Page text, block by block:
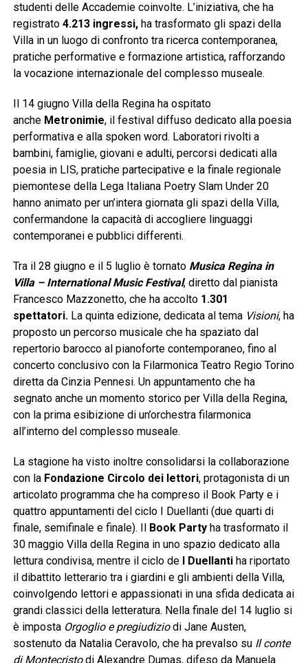
studenti delle Accademie coinvolte. L’iniziativa, che ha
registrato 4.213 ingressi,ha trasformato gli spazi della
Villa in un luogo di confronto tra ricerca contemporanea,
pratiche performative e formazione artistica, rafforzando
la vocazione internazionale del complesso museale.
Il 14 giugno Villa della Regina ha ospitato
anche Metronimie, il festival diffuso dedicato alla poesia
performativa e alla spoken word. Laboratori rivolti a
bambini, famiglie, giovani e adulti, percorsi dedicati alla
poesia in LIS, pratiche partecipative e la finale regionale
piemontese della Lega Italiana Poetry Slam Under 20
hanno animato per un’intera giornata gli spazi della Villa,
confermandone la capacità di accogliere linguaggi
contemporanei e pubblici differenti.
Tra il 28 giugno e il 5 luglio è tornato Musica Regina in
Villa – International Music Festival, diretto dal pianista
Francesco Mazzonetto, che ha accolto 1.301
spettatori.La quinta edizione, dedicata al tema Visioni, ha
proposto un percorso musicale che ha spaziato dal
repertorio barocco al pianoforte contemporaneo, fino al
concerto conclusivo con la Filarmonica Teatro Regio Torino
diretta da Cinzia Pennesi. Un appuntamento che ha
segnato anche un momento storico per Villa della Regina,
con la prima esibizione di un’orchestra filarmonica
all’interno del complesso museale.
La stagione ha visto inoltre consolidarsi la collaborazione
con la Fondazione Circolo dei lettori, protagonista di un
articolato programma che ha compreso il Book Party e i
quattro appuntamenti del ciclo I Duellanti (due quarti di
finale, semifinale e finale). Il
Book Partyha trasformato il
30 maggio Villa della Regina in uno spazio dedicato alla
lettura condivisa, mentre il ciclo de
I Duellantiha riportato
il dibattito letterario tra i giardini e gli ambienti della Villa,
coinvolgendo lettori e appassionati in una sfida dedicata ai
grandi classici della letteratura. Nella finale del 14 luglio si
è imposta Orgoglio e pregiudiziodi Jane Austen,
sostenuto da Natalia Ceravolo, che ha prevalso su Il conte
di Montecristodi Alexandre Dumas, difeso da Manuela